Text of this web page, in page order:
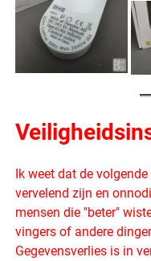
Ik weet dat de
vervelend zijn en
mensen die "beter"
vingers of andere
Gegevensverlies is in